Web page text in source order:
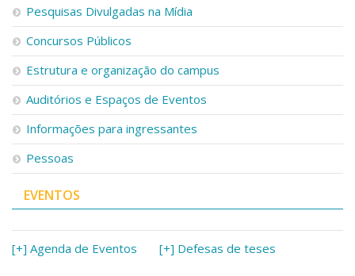
Pesquisas Divulgadas na Mídia
Concursos Públicos
Estrutura e organização do campus
Auditórios e Espaços de Eventos
Informações para ingressantes
Pessoas
EVENTOS
[+] Agenda de Eventos [+] Defesas de teses